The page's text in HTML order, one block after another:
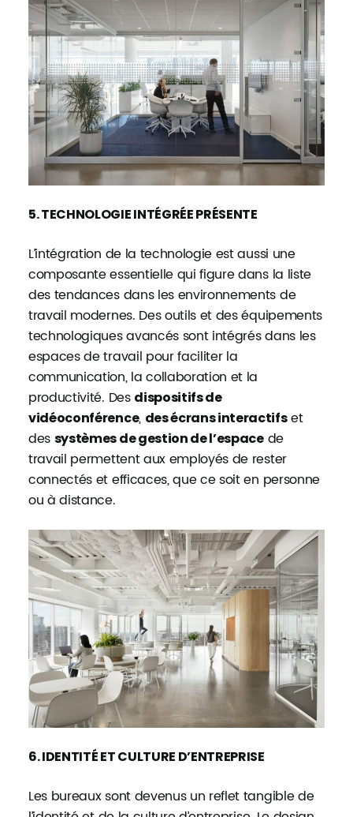
5. TECHNOLOGIE INTÉGRÉE PRÉSENTE
L’intégration de la technologie est aussi une
composante essentielle qui figure dans la liste
des tendances dans les environnements de
travail modernes. Des outils et des équipements
technologiques avancés sont intégrés dans les
espaces de travail pour faciliter la
communication, la collaboration et la
productivité. Des dispositifs de
vidéoconférence, des écrans interactifset
des systèmes de gestion de l’espacede
travail permettent aux employés de rester
connectés et efficaces, que ce soit en personne
ou à distance.
6. IDENTITÉ ET CULTURE D’ENTREPRISE
Les bureaux sont devenus un reflet tangible de